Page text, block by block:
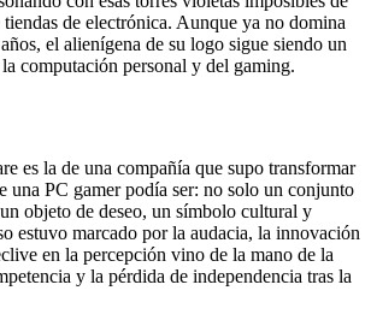
de electrónica. Aunque ya no domina
el alienígena de su logo sigue siendo un
computación personal y del gaming.
es la de una compañía que supo transformar
una PC gamer podía ser: no solo un conjunto
objeto de deseo, un símbolo cultural y
estuvo marcado por la audacia, la innovación
en la percepción vino de la mano de la
y la pérdida de independencia tras la